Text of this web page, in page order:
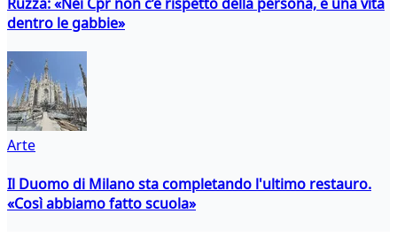
dentro le gabbie»
Arte
Il Duomo di Milano sta completando l'ultimo restauro.
«Così abbiamo fatto scuola»